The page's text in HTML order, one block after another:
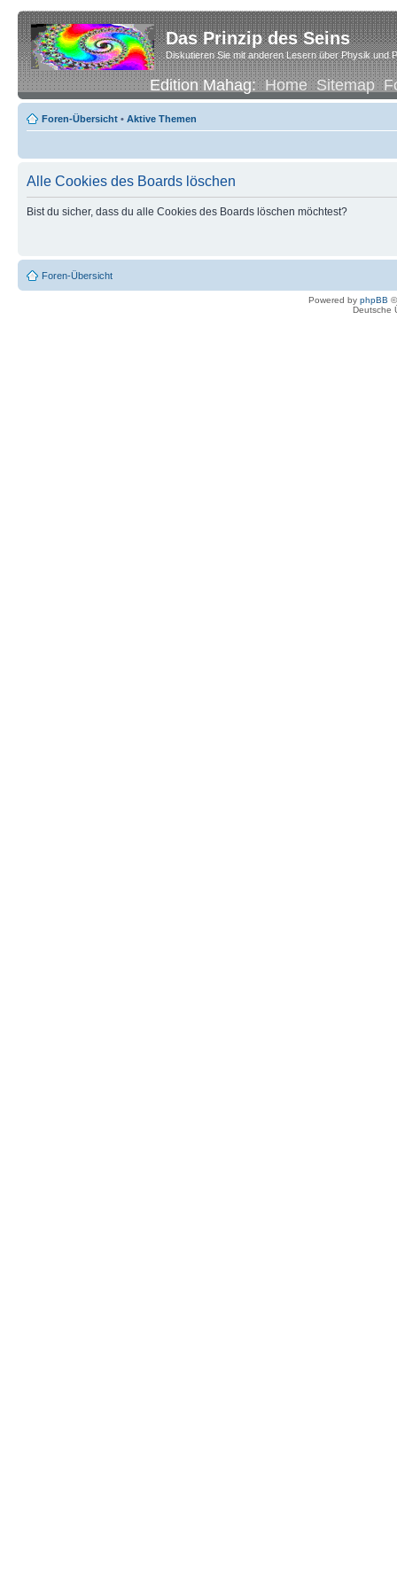
Das Prinzip des Seins
Diskutieren Sie mit anderen Lesern über Physik und
Edition Mahag:Home Sitemap
Foren-Übersicht • Aktive Themen
Alle Cookies des Boards löschen
Bist du sicher, dass du alle Cookies des Boards löschen möchtest?
Foren-Übersicht
Powered by phpBB
Deutsche